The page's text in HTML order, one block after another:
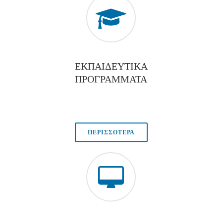
ΕΚΠΑΙΔΕΥΤΙΚΑ
ΠΡΟΓΡΑΜΜΑΤΑ
ΠΕΡΙΣΣΟΤΕΡΑ